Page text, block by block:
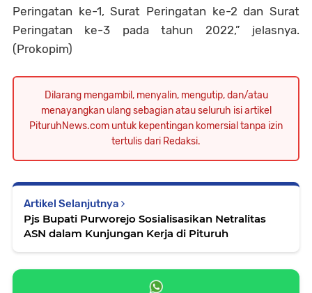
Peringatan ke-1, Surat Peringatan ke-2 dan Surat
Peringatan ke-3 pada tahun 2022,” jelasnya.
(Prokopim)
Dilarang mengambil, menyalin, mengutip, dan/atau
menayangkan ulang sebagian atau seluruh isi artikel
PituruhNews.com untuk kepentingan komersial tanpa izin
tertulis dari Redaksi.
Artikel Selanjutnya
Pjs Bupati Purworejo Sosialisasikan Netralitas
ASN dalam Kunjungan Kerja di Pituruh